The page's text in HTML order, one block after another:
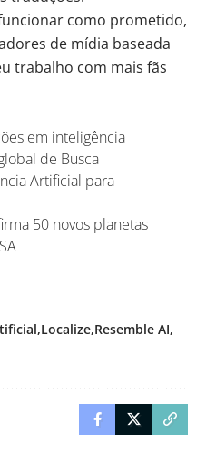
como prometido,
de mídia baseada
trabalho com mais fãs
em inteligência
de Busca
Artificial para
50 novos planetas
Localize Resemble AI